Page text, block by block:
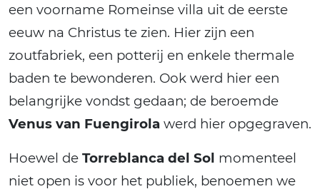
een voorname Romeinse villa uit de eerste
eeuw na Christus te zien. Hier zijn een
zoutfabriek, een potterij en enkele thermale
baden te bewonderen. Ook werd hier een
belangrijke vondst gedaan; de beroemde
Venus van Fuengirola werd hier opgegraven.
Hoewel de Torreblanca del Sol momenteel
niet open is voor het publiek, benoemen we